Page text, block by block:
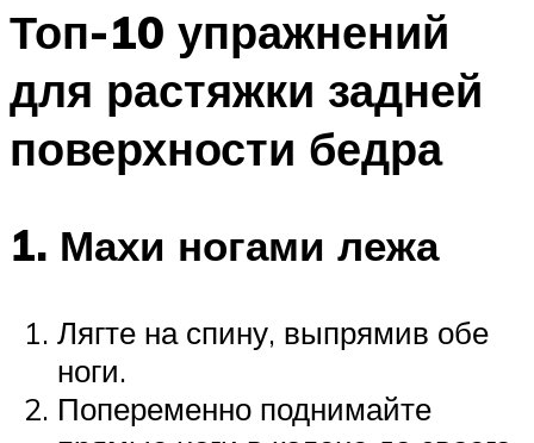
Топ-10 упражнений
для растяжки задней
поверхности бедра
1. Махи ногами лежа
Лягте на спину, выпрямив обе
ноги.
Попеременно поднимайте